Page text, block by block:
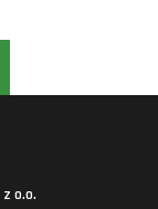
o.o.